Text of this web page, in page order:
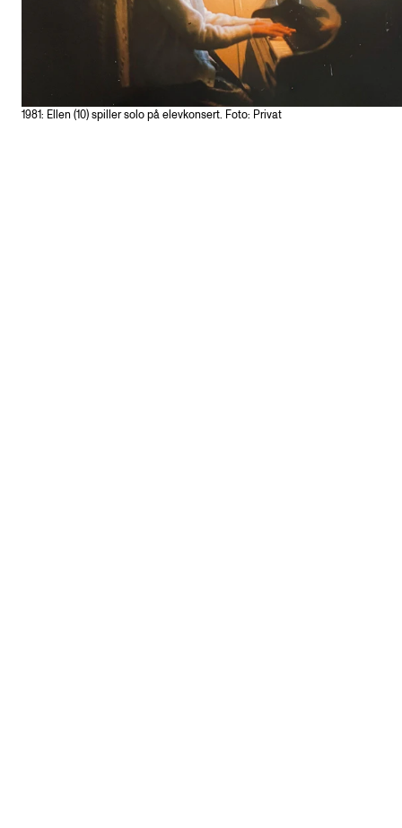
1981: Ellen (10) spiller solo på elevkonsert. Foto: Privat